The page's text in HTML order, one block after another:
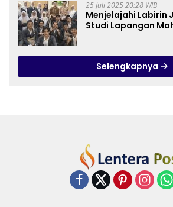
25 Juli 2025 20:28 WIB
Menjelajahi Labirin
Studi Lapangan
Selengkapnya